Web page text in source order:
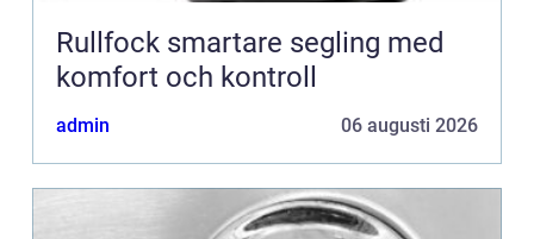
Rullfock smartare segling med
komfort och kontroll
admin 06 augusti 2026